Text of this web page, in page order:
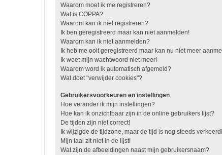
Waarom moet ik me registreren?
Wat is COPPA?
Waarom kan ik niet registreren?
Ik ben geregistreerd maar kan niet aanmelden!
Waarom kan ik niet aanmelden?
Ik heb me ooit geregistreerd maar kan nu niet meer
Ik weet mijn wachtwoord niet meer!
Waarom word ik automatisch afgemeld?
Wat doet "verwijder cookies"?
Gebruikersvoorkeuren en instellingen
Hoe verander ik mijn instellingen?
Hoe kan ik onzichtbaar zijn in de online gebruikers lijst?
De tijden zijn niet correct!
Ik wijzigde de tijdzone, maar de tijd is nog steeds verkeerd!
Mijn taal zit niet in de lijst!
Wat zijn de afbeeldingen naast mijn gebruikersnaam?